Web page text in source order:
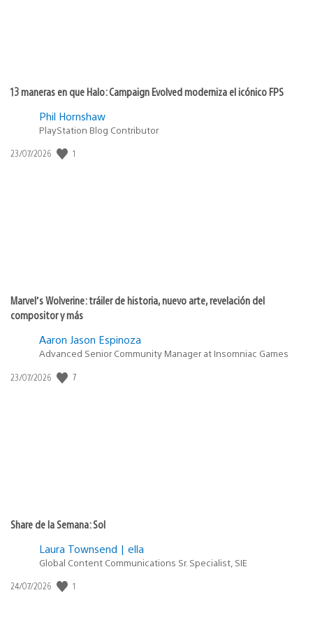
13 maneras en que Halo: Campaign Evolved moderniza el icónico FPS
Phil Hornshaw
PlayStation Blog Contributor
Fecha
23/07/2026 1
Marvel’s Wolverine: tráiler de historia, nuevo arte, revelación del
compositor y más
Aaron Jason Espinoza
Advanced Senior Community Manager at Insomniac Games
Fecha
23/07/2026 7
Share de la Semana: Sol
Laura Townsend | ella
Global Content Communications Sr. Specialist, SIE
Fecha
24/07/2026 1